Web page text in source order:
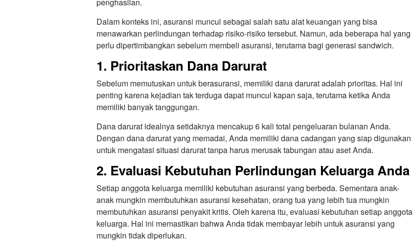
penghasilan.
Dalam konteks ini, asuransi muncul sebagai salah satu alat keuangan yang bisa
menawarkan perlindungan terhadap risiko-risiko tersebut. Namun, ada beberapa hal yang
perlu dipertimbangkan sebelum membeli asuransi, terutama bagi generasi sandwich.
1. Prioritaskan Dana Darurat
Sebelum memutuskan untuk berasuransi, memiliki dana darurat adalah prioritas. Hal ini
penting karena kejadian tak terduga dapat muncul kapan saja, terutama ketika Anda
memiliki banyak tanggungan.
Dana darurat idealnya setidaknya mencakup 6 kali total pengeluaran bulanan Anda.
Dengan dana darurat yang memadai, Anda memiliki dana cadangan yang siap digunakan
untuk mengatasi situasi darurat tanpa harus merusak tabungan atau aset Anda.
2. Evaluasi Kebutuhan Perlindungan Keluarga Anda
Setiap anggota keluarga memiliki kebutuhan asuransi yang berbeda. Sementara anak-
anak mungkin membutuhkan asuransi kesehatan, orang tua yang lebih tua mungkin
membutuhkan asuransi penyakit kritis. Oleh karena itu, evaluasi kebutuhan setiap anggota
keluarga. Hal ini memastikan bahwa Anda tidak membayar lebih untuk asuransi yang
mungkin tidak diperlukan.